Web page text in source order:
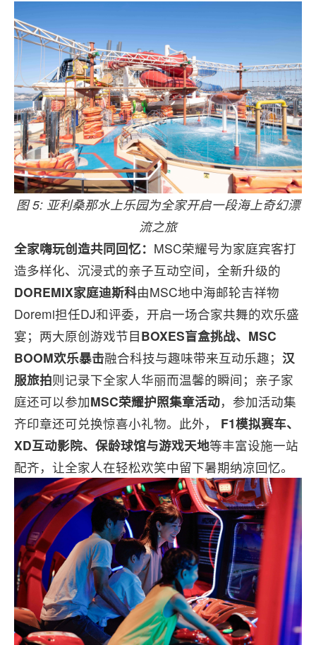
图 5: 亚利桑那水上乐园为全家开启一段海上奇幻漂
流之旅
全家嗨玩创造共同回忆： MSC荣耀号为家庭宾客打
造多样化、沉浸式的亲子互动空间，全新升级的
DOREMIX家庭迪斯科由MSC地中海邮轮吉祥物
Doremi担任DJ和评委，开启一场合家共舞的欢乐盛
宴；两大原创游戏节目BOXES盲盒挑战、MSC
BOOM欢乐暴击融合科技与趣味带来互动乐趣； 汉
服旅拍则记录下全家人华丽而温馨的瞬间；亲子家
庭还可以参加MSC荣耀护照集章活动，参加活动集
齐印章还可兑换惊喜小礼物。此外，
F1模拟赛车、
XD互动影院、保龄球馆与游戏天地等丰富设施一站
配齐，让全家人在轻松欢笑中留下暑期纳凉回忆。